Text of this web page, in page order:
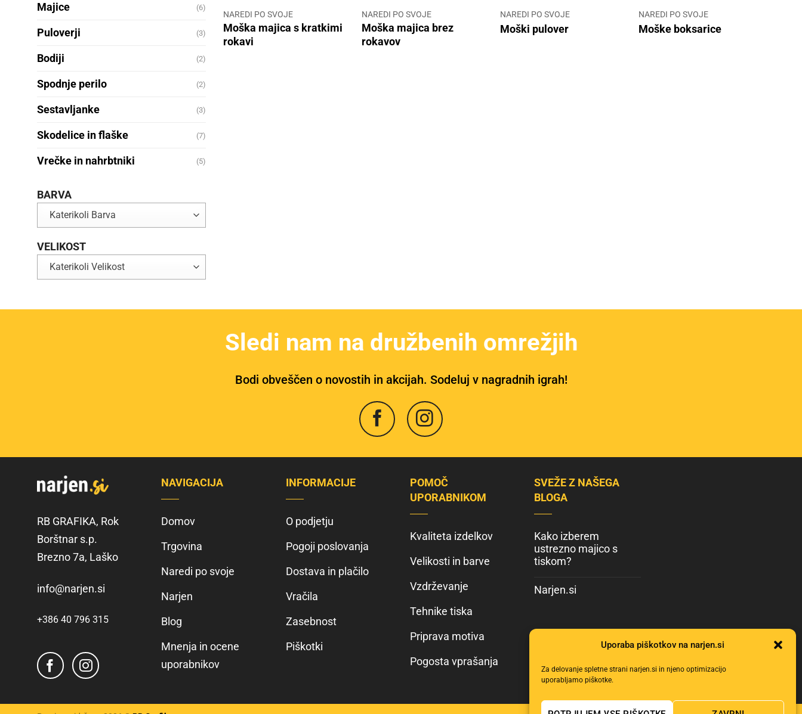
Uporaba piškotkov na narjen.si
Za delovanje spletne strani narjen.si in njeno optimizacijo
uporabljamo piškotke.
Majice (6)
Puloverji (3)
Bodiji (2)
Spodnje perilo (2)
Sestavljanke (3)
Skodelice in flaške (7)
Vrečke in nahrbtniki (5)
BARVA
Katerikoli Barva
VELIKOST
Katerikoli Velikost
NAREDI PO SVOJE
Moška majica s kratkimi
rokavi
NAREDI PO SVOJE
Moška majica brez
rokavov
NAREDI PO SVOJE
Moški pulover
NAREDI PO SVOJE
Moške boksarice
Sledi nam na družbenih omrežjih
Bodi obveščen o novostih in akcijah. Sodeluj v nagradnih igrah!
RB GRAFIKA, Rok
Borštnar s.p.
Brezno 7a, Laško
info@narjen.si
+386 40 796 315
NAVIGACIJA
Domov
Trgovina
Naredi po svoje
Narjen
Blog
Mnenja in ocene
uporabnikov
INFORMACIJE
O podjetju
Pogoji poslovanja
Dostava in plačilo
Vračila
Zasebnost
Piškotki
POMOČ
UPORABNIKOM
Kvaliteta izdelkov
Velikosti in barve
Vzdrževanje
Tehnike tiska
Priprava motiva
Pogosta vprašanja
SVEŽE Z NAŠEGA
BLOGA
Kako izberem
ustrezno majico s
tiskom?
Narjen.si